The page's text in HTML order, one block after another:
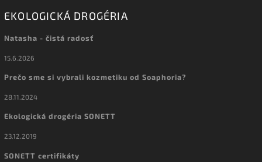
EKOLOGICKÁ DROGÉRIA
Natasha - čistá radosť
15.6.2026
Prečo sme si vybrali kozmetiku od Soaphoria?
28.11.2024
Ekologická drogéria SONETT
23.12.2019
SONETT certifikáty